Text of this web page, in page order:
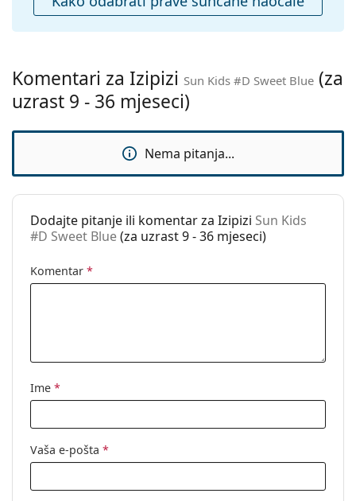
Dob:
9 - 36 mjeseci
Kategorija:
Sunčane naočale
Marka:
Izipizi
Moda
recept:
Da
Komentari za Izipizi Sun Kids #D Sweet Blue (za
uzrast 9 - 36 mjeseci)
Nema pitanja...
Dodajte pitanje ili komentar za Izipizi Sun Kids
#D Sweet Blue(za uzrast 9 - 36 mjeseci)
Komentar *
Ime *
Vaša e-pošta *